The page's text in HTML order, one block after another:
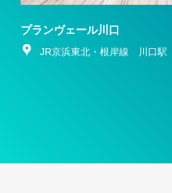
プランヴェール川口
JR京浜東北・根岸線 川口駅